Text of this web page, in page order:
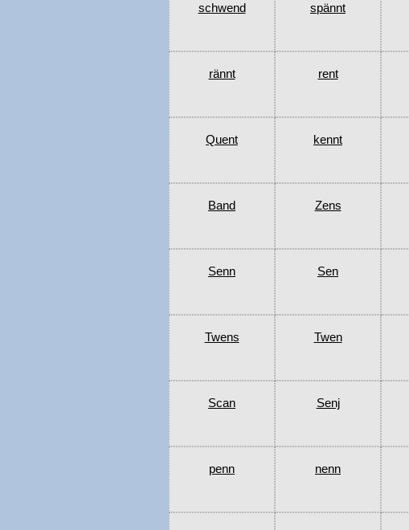
schwend spännt
rännt rent
Quent kennt
Band Zens
Senn Sen
Twens Twen
Scan Senj
penn nenn